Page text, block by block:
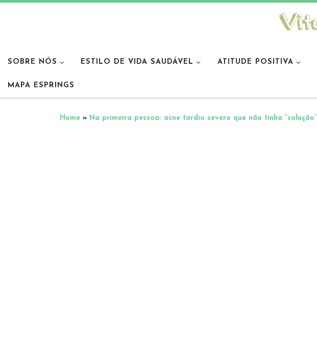
SOBRE NÓS ESTILO DE VIDA SAUDÁVEL ATITUDE POSITIVA
MAPA ESPRINGS
Home » Na primeira pessoa: acne tardio severo que não tinha “solução”